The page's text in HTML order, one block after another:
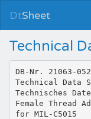
DtSheet
Technical
DB-Nr. 21063-
Technical Data
Technisches
Female Thread
for MIL-C5015